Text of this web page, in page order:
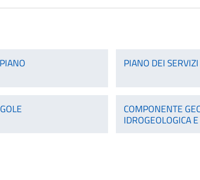
PIANO DEI SERVIZI
COMPONENTE
IDROGEOLOGICA